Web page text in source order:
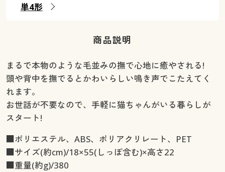
単4形
商品説明
まるで本物のような毛並みの撫で心地に癒やされる!
頭や背中を撫でるとかわいらしい鳴き声でこたえてく
れます。
お世話が不要なので、手軽に猫ちゃんがいる暮らしが
スタート!
■ポリエステル、ABS、ポリアクリレート、PET
■サイズ(約cm)/18×55(しっぽ含む)×高さ22
■重量(約g)/380